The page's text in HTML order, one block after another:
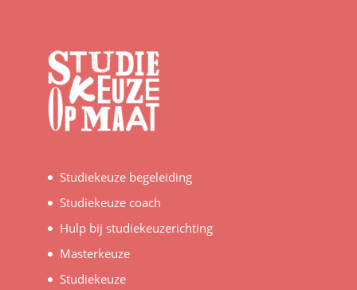
Studiekeuze begeleiding
Studiekeuze coach
Hulp bij studiekeuzerichting
Masterkeuze
Studiekeuze